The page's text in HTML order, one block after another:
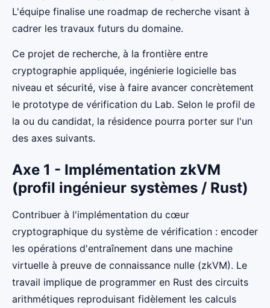
L'équipe finalise une roadmap de recherche visant à
cadrer les travaux futurs du domaine.
Ce projet de recherche, à la frontière entre
cryptographie appliquée, ingénierie logicielle bas
niveau et sécurité, vise à faire avancer concrètement
le prototype de vérification du Lab. Selon le profil de
la ou du candidat, la résidence pourra porter sur l'un
des axes suivants.
Axe 1 - Implémentation zkVM
(profil ingénieur systèmes / Rust)
Contribuer à l'implémentation du cœur
cryptographique du système de vérification : encoder
les opérations d'entraînement dans une machine
virtuelle à preuve de connaissance nulle (zkVM). Le
travail implique de programmer en Rust des circuits
arithmétiques reproduisant fidèlement les calculs